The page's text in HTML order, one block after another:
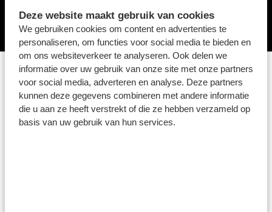
Deze website maakt gebruik van cookies
We gebruiken cookies om content en advertenties te
personaliseren, om functies voor social media te bieden en
om ons websiteverkeer te analyseren. Ook delen we
informatie over uw gebruik van onze site met onze partners
voor social media, adverteren en analyse. Deze partners
kunnen deze gegevens combineren met andere informatie
die u aan ze heeft verstrekt of die ze hebben verzameld op
basis van uw gebruik van hun services.
UITGELICHTE VAKKEN